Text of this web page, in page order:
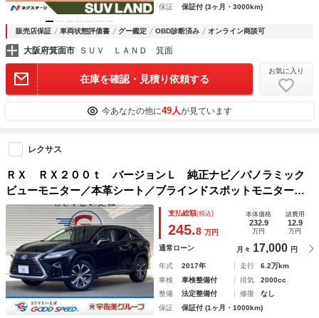
保証
保証付 (3ヶ月・3000km)
販売店保証 車両状態評価書 グー鑑定 OBD診断済み オンライン商談可
大阪府箕面市 ＳＵＶ ＬＡＮＤ 箕面
在庫を確認・見積り依頼する
お気に入り
今あなたの他に49人が見ています
レクサス
ＲＸ ＲＸ２００ｔ バージョンＬ 純正ナビ／パノラミック
ビューモニター／本革シート／ブラインドスポットモニター／
レーダークルーズコントロール／電動リアゲート／シートヒー
ター／シートクーラー／ＡＣ１００Ｖ／ヘッドアップディスプ
レイ
支払総額(税込)
245.8 万円
本体価格
232.9
万円
諸費用
12.9
万円
通常ローン 月々 17,000 円
年式 2017年 走行
6.2万km
車検
車検整備付 排気
2000cc
整備
法定整備付 修復
なし
保証
保証付 (1ヶ月・1000km)